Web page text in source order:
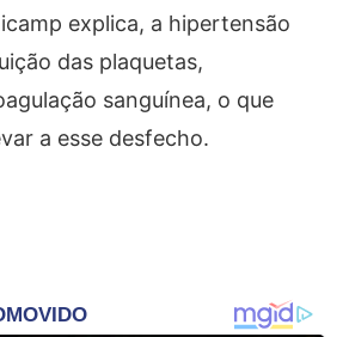
explica, a hipertensão
das plaquetas,
sanguínea, o que
a esse desfecho.